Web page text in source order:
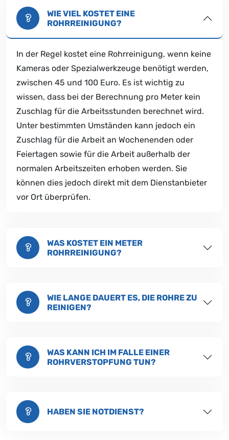
WIE VIEL KOSTET EINE
ROHRREINIGUNG?
In der Regel kostet eine Rohrreinigung, wenn keine
Kameras oder Spezialwerkzeuge benötigt werden,
zwischen 45 und 100 Euro. Es ist wichtig zu
wissen, dass bei der Berechnung pro Meter kein
Zuschlag für die Arbeitsstunden berechnet wird.
Unter bestimmten Umständen kann jedoch ein
Zuschlag für die Arbeit an Wochenenden oder
Feiertagen sowie für die Arbeit außerhalb der
normalen Arbeitszeiten erhoben werden. Sie
können dies jedoch direkt mit dem Dienstanbieter
vor Ort überprüfen.
WAS KOSTET EIN METER
ROHRREINIGUNG?
WIE LANGE DAUERT ES, DIE ROHRE ZU
REINIGEN?
WAS KANN ICH IM FALLE EINER
ROHRVERSTOPFUNG TUN?
HABEN SIE NOTDIENST?